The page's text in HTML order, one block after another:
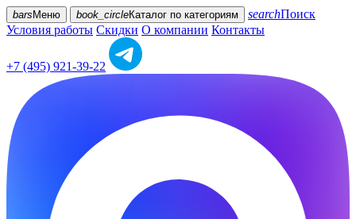
bars Меню book_circleКаталог по категориям searchПоиск
Условия работы Скидки О компании Контакты
+7 (495) 921-39-22